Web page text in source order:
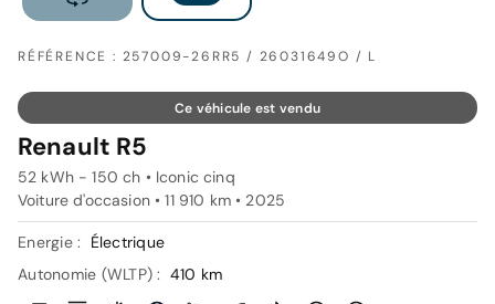
RÉFÉRENCE : 257009-26RR5 / 26031649O / L
Ce véhicule est vendu
Renault R5
52 kWh - 150 ch • Iconic cinq
Voiture d'occasion • 11 910 km • 2025
Energie :
Électrique
Autonomie (WLTP) : 410 km